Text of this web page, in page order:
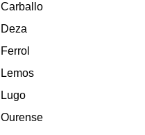
Carballo
Deza
Ferrol
Lemos
Lugo
Ourense